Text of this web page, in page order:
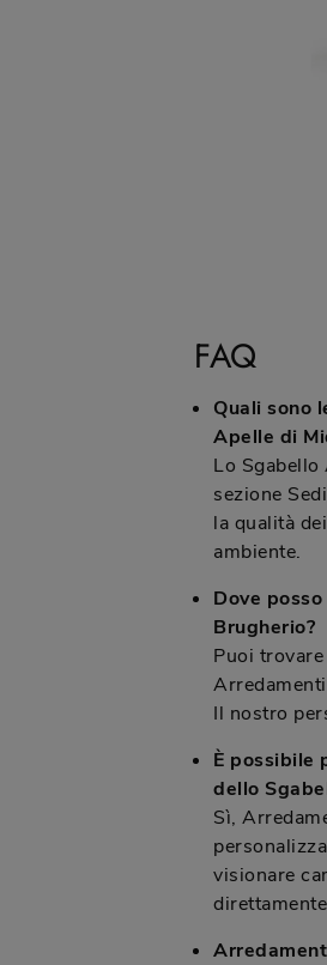
FAQ
Quali sono
Apelle di
Lo
sezione
la qualità
ambiente.
Dove
Brugherio?
Puoi
Il nostro
È possibile
dello
Sì,
visionare